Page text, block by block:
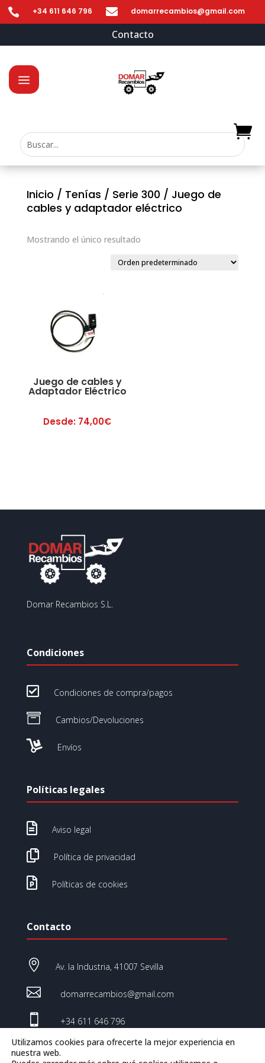
 +34 611 646 796  domarrecambios@gmail.com
Contacto
Inicio / Tenías / Serie 300 / Juego de
cables y adaptador eléctrico
Mostrando el único resultado
Juego de cables y
Adaptador Eléctrico
Desde: 74,00€
Domar Recambios S.L.
Condiciones
 Condiciones de compra/pagos
 Cambios/Devoluciones
 Envíos
Políticas legales
 Aviso legal
 Política de privacidad
 Políticas de cookies
Contacto
 Av. la Industria, 41007 Sevilla
 domarrecambios@gmail.com
 +34 611 646 796
Utilizamos cookies para ofrecerte la mejor experiencia en
nuestra web.